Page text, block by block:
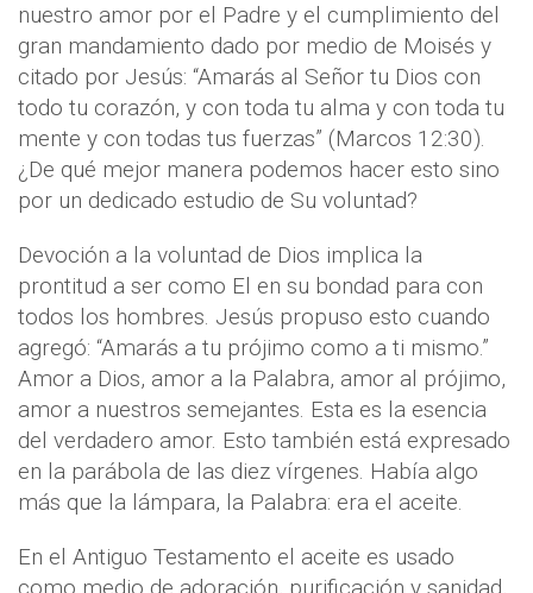
nuestro amor por el Padre y el cumplimiento del
gran mandamiento dado por medio de Moisés y
citado por Jesús: “Amarás al Señor tu Dios con
todo tu corazón, y con toda tu alma y con toda tu
mente y con todas tus fuerzas” (Marcos 12:30).
¿De qué mejor manera podemos hacer esto sino
por un dedicado estudio de Su voluntad?
Devoción a la voluntad de Dios implica la
prontitud a ser como El en su bondad para con
todos los hombres. Jesús propuso esto cuando
agregó: “Amarás a tu prójimo como a ti mismo.”
Amor a Dios, amor a la Palabra, amor al prójimo,
amor a nuestros semejantes. Esta es la esencia
del verdadero amor. Esto también está expresado
en la parábola de las diez vírgenes. Había algo
más que la lámpara, la Palabra: era el aceite.
En el Antiguo Testamento el aceite es usado